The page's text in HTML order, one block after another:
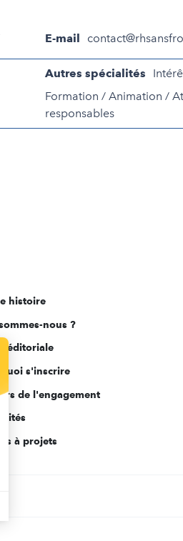
E-mail
Autres spécialités
Formation / Animation /
responsables
histoire
nous ?
éditoriale
s'inscrire
de l'engagement
à projets